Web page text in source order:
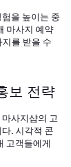
을 높이는 중
마사지 예약
를 받을 수
보 전략
사지샵의 고
. 시각적 콘
고객들에게